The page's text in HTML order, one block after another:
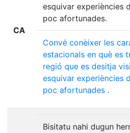
CA
esquivar experiències
poc afortunades.
Convé conèixer les
estacionals en què es
regió que es desitja
esquivar experiències
poc afortunades .
Bisitatu nahi dugun